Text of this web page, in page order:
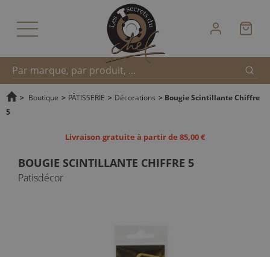
Recherche
> Boutique > PÂTISSERIE > Décorations > Bougie Scintillante Chiffre
5
Livraison gratuite à partir de 85,00 €
BOUGIE SCINTILLANTE CHIFFRE 5
Patisdécor